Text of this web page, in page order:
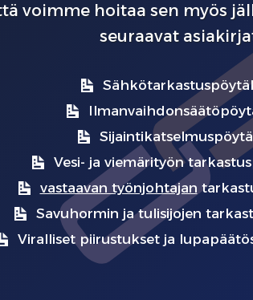
voimme hoitaa sen myös
seuraavat
Vesi- ja viemärityön
vastaavan työnjohtajan
Savuhormin ja tulisijojen
Viralliset piirustukset ja